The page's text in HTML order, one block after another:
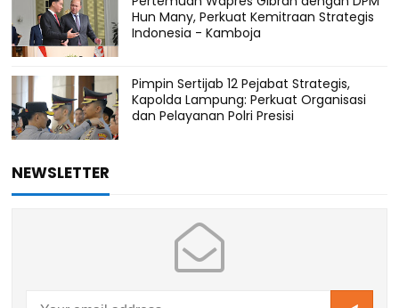
Hun Many, Perkuat Kemitraan Strategis
Indonesia - Kamboja
Pimpin Sertijab 12 Pejabat Strategis,
Kapolda Lampung: Perkuat Organisasi
dan Pelayanan Polri Presisi
NEWSLETTER